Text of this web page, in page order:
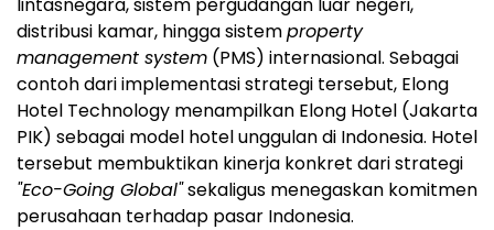
distribusi kamar, hingga sistemproperty
management system (PMS) internasional. Sebagai
contoh dari implementasi strategi tersebut, Elong
Hotel Technology menampilkan Elong Hotel (Jakarta
PIK) sebagai model hotel unggulan di Indonesia. Hotel
tersebut membuktikan kinerja konkret dari strategi
"Eco-Going Global"sekaligus menegaskan komitmen
perusahaan terhadap pasar Indonesia.